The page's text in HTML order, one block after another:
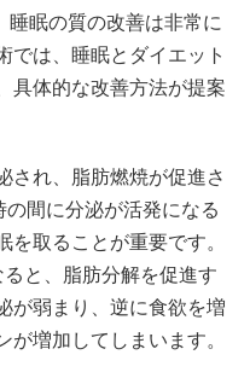
睡眠の質の改善は非常に
では、睡眠とダイエット
具体的な改善方法が提案
され、脂肪燃焼が促進さ
間に分泌が活発になる
取ることが重要です。
と、脂肪分解を促進す
が弱まり、逆に食欲を増
増加してしまいます。